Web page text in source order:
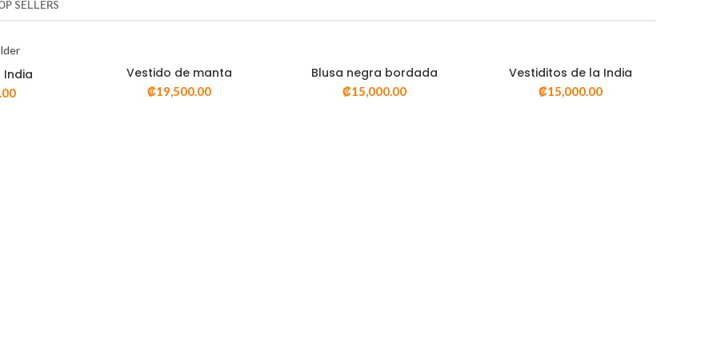
SELLERS
India Vestido de manta
₡19,500.00
Blusa negra bordada
₡15,000.00
Vestiditos de la India
₡15,000.00